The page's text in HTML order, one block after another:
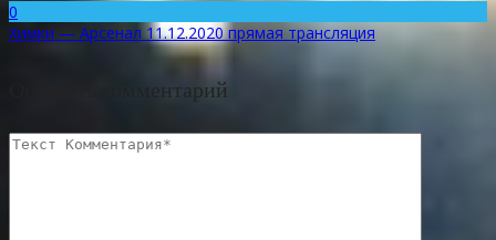
0
Химки — Арсенал 11.12.2020 прямая трансляция
Оставить комментарий